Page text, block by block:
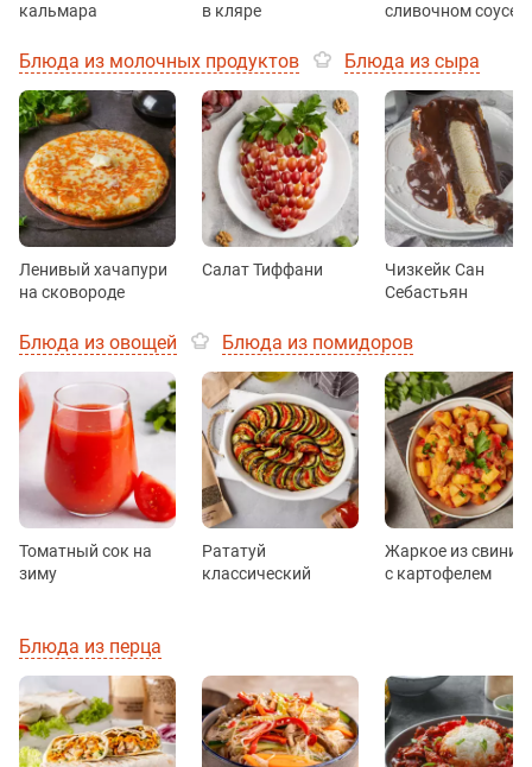
кальмара
в кляре
сливочном соусе
Блюда из молочных продуктов Блюда из сыра
Ленивый хачапури
на сковороде
Салат Тиффани
Чизкейк Сан
Себастьян
Блюда из овощей Блюда из помидоров
Томатный сок на
зиму
Рататуй
классический
Жаркое из
с картофелем
Блюда из перца